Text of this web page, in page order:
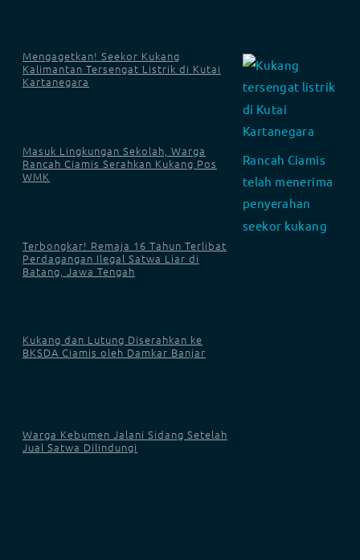
Mengagetkan! Seekor Kukang
Kalimantan Tersengat Listrik di Kutai
Kartanegara
Masuk Lingkungan Sekolah, Warga
Rancah Ciamis Serahkan Kukang Pos
WMK
Terbongkar! Remaja 16 Tahun Terlibat
Perdagangan Ilegal Satwa Liar di
Batang, Jawa Tengah
Kukang dan Lutung Diserahkan ke
BKSDA Ciamis oleh Damkar Banjar
Warga Kebumen Jalani Sidang Setelah
Jual Satwa Dilindungi